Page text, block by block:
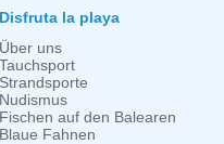
Disfruta la playa
Über uns
Tauchsport
Strandsporte
Nudismus
Fischen auf den Balearen
Blaue Fahnen